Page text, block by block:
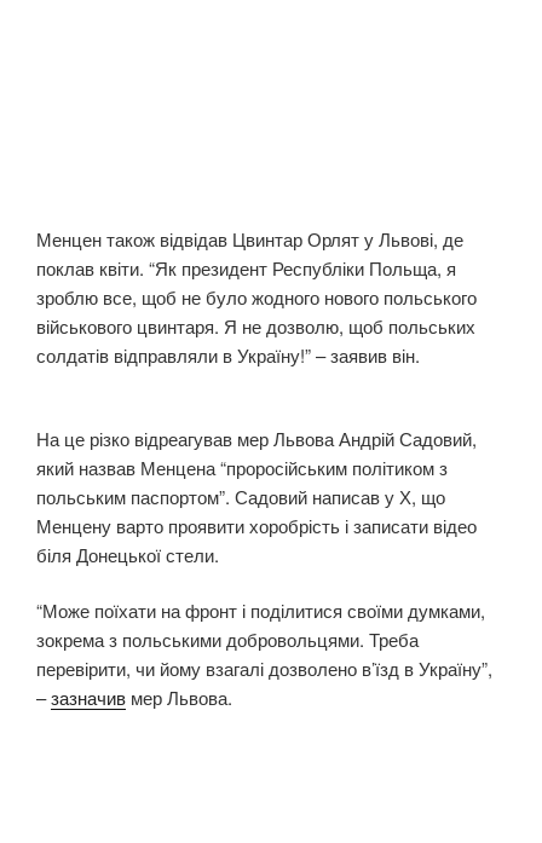
Менцен також відвідав Цвинтар Орлят у Львові, де
поклав квіти. “Як президент Республіки Польща, я
зроблю все, щоб не було жодного нового польського
військового цвинтаря. Я не дозволю, щоб польських
солдатів відправляли в Україну!” – заявив він.
На це різко відреагував мер Львова Андрій Садовий,
який назвав Менцена “проросійським політиком з
польським паспортом”. Садовий написав у Х, що
Менцену варто проявити хоробрість і записати відео
біля Донецької стели.
“Може поїхати на фронт і поділитися своїми думками,
зокрема з польськими добровольцями. Треба
перевірити, чи йому взагалі дозволено в’їзд в Україну”,
–зазначив мер Львова.